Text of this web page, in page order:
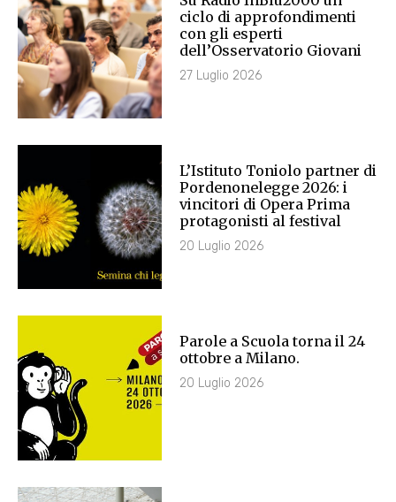
ciclo di approfondimenti
con gli esperti
dell’Osservatorio Giovani
27 Luglio 2026
L’Istituto Toniolo partner di
Pordenonelegge 2026: i
vincitori di Opera Prima
protagonisti al festival
20 Luglio 2026
Parole a Scuola torna il 24
ottobre a Milano.
20 Luglio 2026